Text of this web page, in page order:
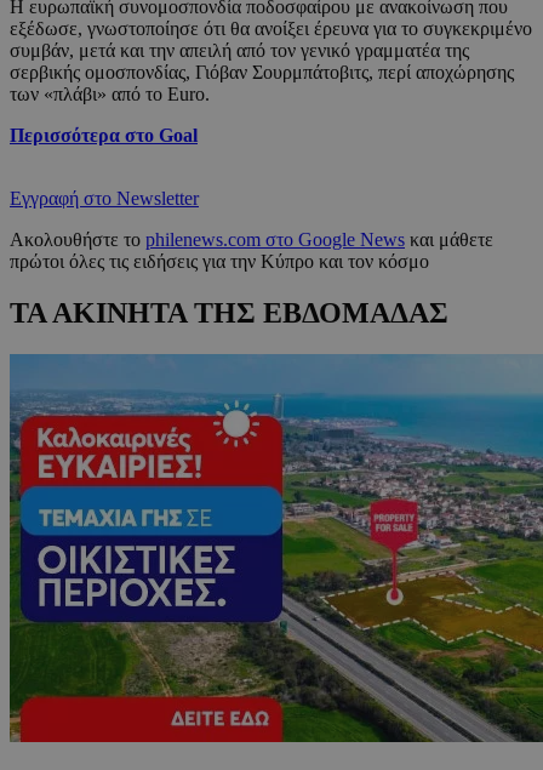
Η ευρωπαϊκή συνομοσπονδία ποδοσφαίρου με ανακοίνωση που
εξέδωσε, γνωστοποίησε ότι θα ανοίξει έρευνα για το συγκεκριμένο
συμβάν, μετά και την απειλή από τον γενικό γραμματέα της
σερβικής ομοσπονδίας, Γιόβαν Σουρμπάτοβιτς, περί αποχώρησης
των «πλάβι» από το Euro.
Περισσότερα στο Goal
Εγγραφή στο Newsletter
Ακολουθήστε το philenews.com στο Google News και μάθετε
πρώτοι όλες τις ειδήσεις για την Κύπρο και τον κόσμο
ΤΑ ΑΚΙΝΗΤΑ ΤΗΣ ΕΒΔΟΜΑΔΑΣ